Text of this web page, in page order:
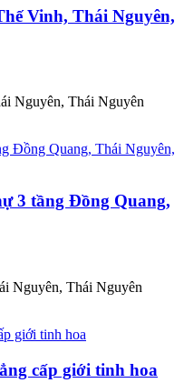
Vinh, Thái Nguyên,
Nguyên, Thái Nguyên
3 tầng Đồng Quang,
Nguyên, Thái Nguyên
cấp giới tinh hoa